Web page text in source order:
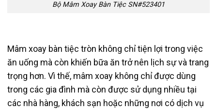
Bộ Mâm Xoay Bàn Tiệc SN#523401
Mâm xoay bàn tiệc tròn không chỉ tiện lợi trong việc
ăn uống mà còn khiến bữa ăn trở nên lịch sự và trang
trọng hơn. Vì thế, mâm xoay không chỉ được dùng
trong các gia đình mà còn được sử dụng nhiều tại
các nhà hàng, khách sạn hoặc những nơi có dịch vụ